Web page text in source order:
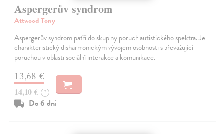
Aspergerův syndrom
Attwood Tony
Aspergerův syndrom patří do skupiny poruch autistického spektra. Je
charakteristický disharmonickým vývojem osobnosti s převažující
poruchou v oblasti sociální interakce a komunikace.
13,68 €
14,10 € ?
Do 6 dní